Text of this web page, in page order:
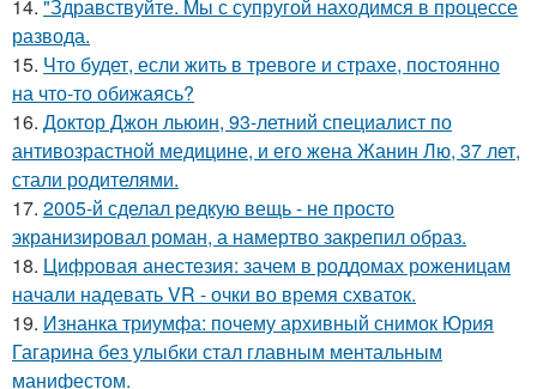
14. "Здравствуйте. Mы с супругой находимся в процессе
развода.
15. Что будет, если жить в тревоге и страхе, постоянно
на что-то обижаясь?
16. Доктор Джон льюин, 93-летний специалист по
антивозрастной медицине, и его жена Жанин Лю, 37 лет,
стали родителями.
17. 2005-й сделал редкую вещь - не просто
экранизировал роман, а намертво закрепил образ.
18. Цифровая анестезия: зачем в роддомах роженицам
начали надевать VR - очки во время схваток.
19. Изнанка триумфа: почему архивный снимок Юрия
Гагарина без улыбки стал главным ментальным
манифестом.